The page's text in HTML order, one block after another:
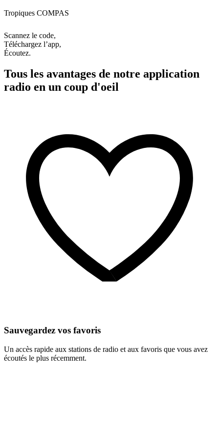
Tropiques COMPAS
Scannez le code,
Téléchargez l’app,
Écoutez.
Tous les avantages de notre application
radio en un coup d'oeil
Sauvegardez vos favoris
Un accès rapide aux stations de radio et aux favoris que vous avez
écoutés le plus récemment.